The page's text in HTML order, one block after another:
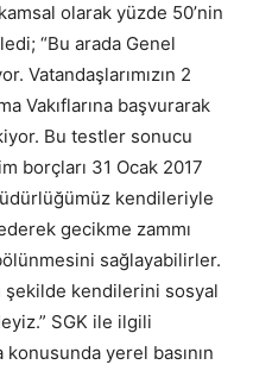
olarak yüzde 50’nin
“Bu arada Genel
Vatandaşlarımızın 2
Vakıflarına başvurarak
Bu testler sonucu
borçları 31 Ocak 2017
kendileriyle
gecikme zammı
sağlayabilirler.
şekilde kendilerini sosyal
SGK ile ilgili
konusunda yerel basının